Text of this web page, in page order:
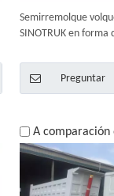
Semirremolque
SINOTRUK en forma
Preguntar
A comparación